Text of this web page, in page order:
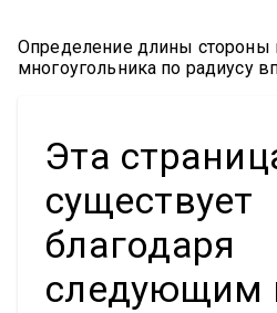
Определение длины стороны
многоугольника по радиусу
Эта
существует
благодаря
следующим